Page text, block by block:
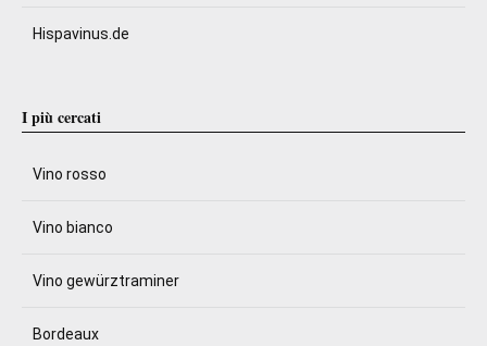
Hispavinus.de
I più cercati
Vino rosso
Vino bianco
Vino gewürztraminer
Bordeaux